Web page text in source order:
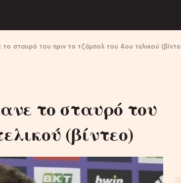
σταυρό του πριν το τζάμπολ του 4ου τελικού
το σταυρό του
(βίντεο)